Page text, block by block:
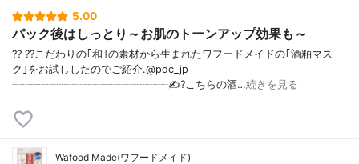
5.00
パック後はしっとり～お肌のトーンアップ効果も～
?? ??こだわりの｢和｣の素材から生まれたワフードメイドの｢酒粕マス
ク｣をお試ししたのでご紹介.@pdc_jp
┈┈┈┈┈┈┈┈┈┈┈┈┈┈┈✍️?こちらの酒…続きを見る
Wafood Made(ワフードメイド)